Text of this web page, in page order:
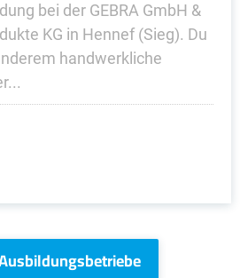
bei der GEBRA GmbH &
KG in Hennef (Sieg). Du
handwerkliche